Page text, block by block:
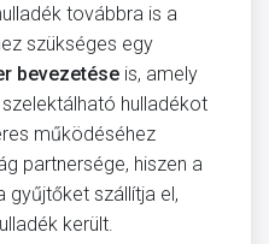
továbbra is a
szükséges egy
bevezetése is, amely
hulladékot
működéséhez
partnersége, hiszen a
szállítja el,
került.